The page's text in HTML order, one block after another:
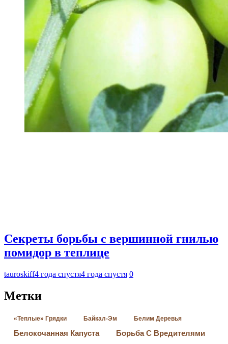
Секреты борьбы с вершинной гнилью
помидор в теплице
tauroskiff4 года спустя4 года спустя 0
Метки
«Теплые» Грядки Байкал-Эм Белим Деревья
Белокочанная Капуста Борьба С Вредителями